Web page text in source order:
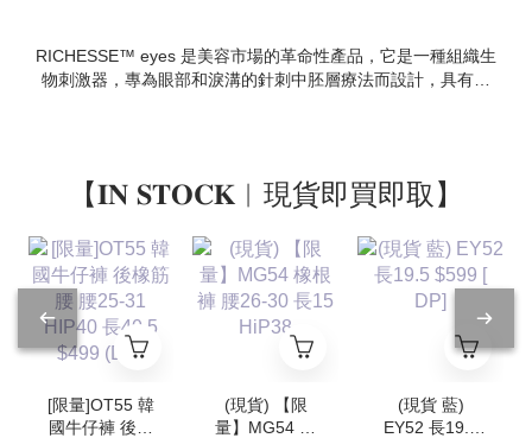
RICHESSE™ eyes 是美容市場的革命性產品，它是一種組織生
物刺激器，專為眼部和淚溝的針刺中胚層療法而設計，具有填
【𝐈𝐍 𝐒𝐓𝐎𝐂𝐊︱現貨即買即取】
[限量]OT55 韓
國牛仔褲 後橡
(現貨) 【限
量】MG54 橡
(現貨 藍)
EY52 長19.5